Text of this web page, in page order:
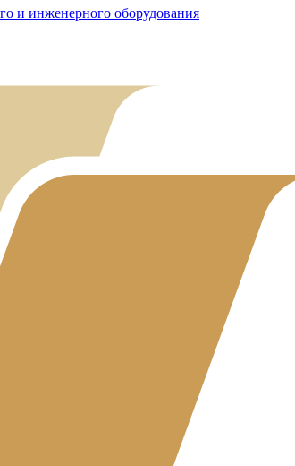
и инженерного оборудования